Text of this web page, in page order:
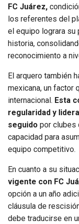
FC Juárez,
los referentes del
el equipo lograra su
historia,
reconocimiento a
El arquero también
mexicana, un factor
internacional. Esta
regularidad y
seguido por clubes
capacidad para
equipo competitivo.
En cuanto a su
vigente con FC
opción a un año
cláusula de
debe traducirse en